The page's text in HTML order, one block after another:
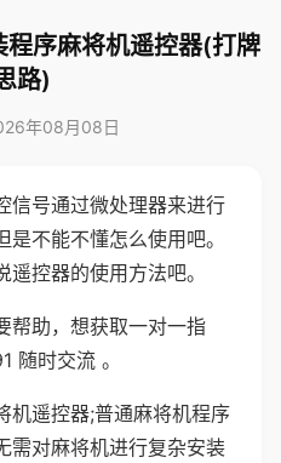
序麻将机遥控器(打牌
路)
年08月08日
信号通过微处理器来进行
不能不懂怎么使用吧。
控器的使用方法吧。
帮助，想获取一对一指
随时交流 。
机遥控器;普通麻将机程序
需对麻将机进行复杂安装